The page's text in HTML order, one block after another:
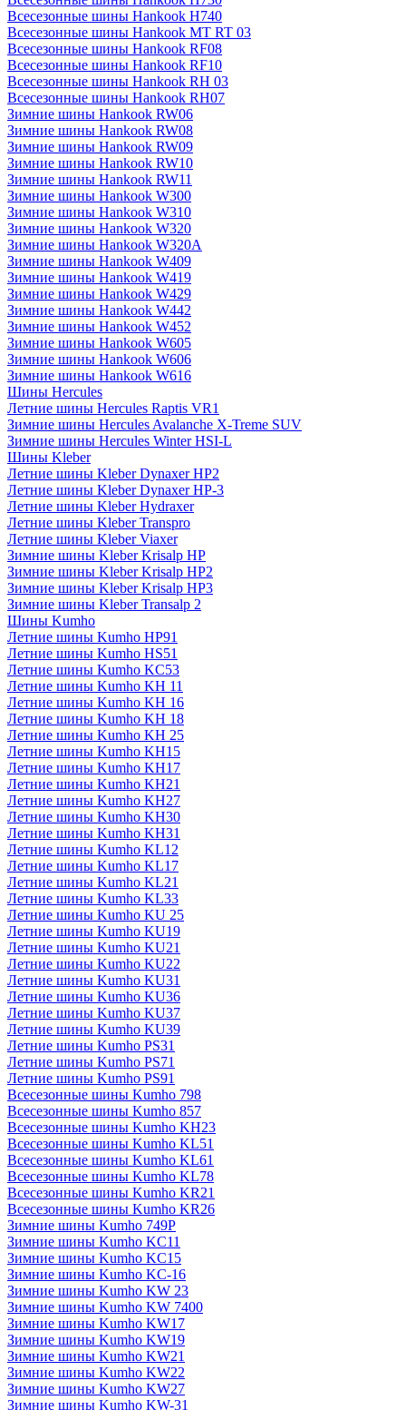
Всесезонные шины Hankook H740
Всесезонные шины Hankook MT RT 03
Всесезонные шины Hankook RF08
Всесезонные шины Hankook RF10
Всесезонные шины Hankook RH 03
Всесезонные шины Hankook RH07
Зимние шины Hankook RW06
Зимние шины Hankook RW08
Зимние шины Hankook RW09
Зимние шины Hankook RW10
Зимние шины Hankook RW11
Зимние шины Hankook W300
Зимние шины Hankook W310
Зимние шины Hankook W320
Зимние шины Hankook W320A
Зимние шины Hankook W409
Зимние шины Hankook W419
Зимние шины Hankook W429
Зимние шины Hankook W442
Зимние шины Hankook W452
Зимние шины Hankook W605
Зимние шины Hankook W606
Зимние шины Hankook W616
Шины Hercules
Летние шины Hercules Raptis VR1
Зимние шины Hercules Avalanche X-Treme SUV
Зимние шины Hercules Winter HSI-L
Шины Kleber
Летние шины Kleber Dynaxer HP2
Летние шины Kleber Dynaxer HP-3
Летние шины Kleber Hydraxer
Летние шины Kleber Transpro
Летние шины Kleber Viaxer
Зимние шины Kleber Krisalp HP
Зимние шины Kleber Krisalp HP2
Зимние шины Kleber Krisalp HP3
Зимние шины Kleber Transalp 2
Шины Kumho
Летние шины Kumho HP91
Летние шины Kumho HS51
Летние шины Kumho KC53
Летние шины Kumho KH 11
Летние шины Kumho KH 16
Летние шины Kumho KH 18
Летние шины Kumho KH 25
Летние шины Kumho KH15
Летние шины Kumho KH17
Летние шины Kumho KH21
Летние шины Kumho KH27
Летние шины Kumho KH30
Летние шины Kumho KH31
Летние шины Kumho KL12
Летние шины Kumho KL17
Летние шины Kumho KL21
Летние шины Kumho KL33
Летние шины Kumho KU 25
Летние шины Kumho KU19
Летние шины Kumho KU21
Летние шины Kumho KU22
Летние шины Kumho KU31
Летние шины Kumho KU36
Летние шины Kumho KU37
Летние шины Kumho KU39
Летние шины Kumho PS31
Летние шины Kumho PS71
Летние шины Kumho PS91
Всесезонные шины Kumho 798
Всесезонные шины Kumho 857
Всесезонные шины Kumho KH23
Всесезонные шины Kumho KL51
Всесезонные шины Kumho KL61
Всесезонные шины Kumho KL78
Всесезонные шины Kumho KR21
Всесезонные шины Kumho KR26
Зимние шины Kumho 749P
Зимние шины Kumho KC11
Зимние шины Kumho KC15
Зимние шины Kumho KC-16
Зимние шины Kumho KW 23
Зимние шины Kumho KW 7400
Зимние шины Kumho KW17
Зимние шины Kumho KW19
Зимние шины Kumho KW21
Зимние шины Kumho KW22
Зимние шины Kumho KW27
Зимние шины Kumho KW-31